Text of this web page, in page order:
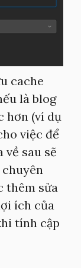
cache
là blog
hơn (ví dụ
việc để
sau sẽ
thêm sửa
ích của
tính cập